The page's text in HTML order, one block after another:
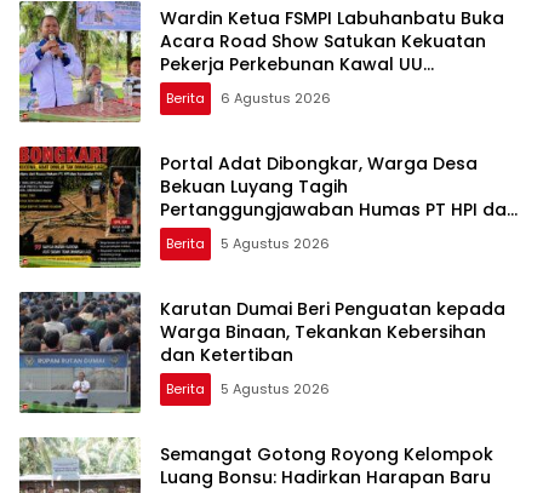
Wardin Ketua FSMPI Labuhanbatu Buka
Acara Road Show Satukan Kekuatan
Pekerja Perkebunan Kawal UU
Ketenagakerjaan Baru
Berita 6 Agustus 2026
Portal Adat Dibongkar, Warga Desa
Bekuan Luyang Tagih
Pertanggungjawaban Humas PT HPI dan
Kepala Desa yang Diduga Terlibat
Berita 5 Agustus 2026
Karutan Dumai Beri Penguatan kepada
Warga Binaan, Tekankan Kebersihan
dan Ketertiban
Berita 5 Agustus 2026
Semangat Gotong Royong Kelompok
Luang Bonsu: Hadirkan Harapan Baru